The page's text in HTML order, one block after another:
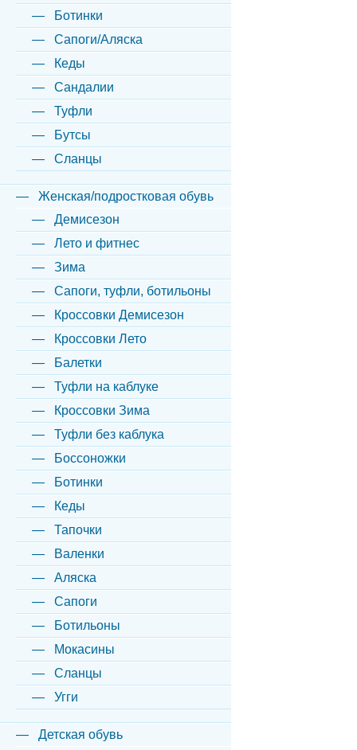
Ботинки
Сапоги/Аляска
Кеды
Сандалии
Туфли
Бутсы
Сланцы
Женская/подростковая обувь
Демисезон
Лето и фитнес
Зима
Сапоги, туфли, ботильоны
Кроссовки Демисезон
Кроссовки Лето
Балетки
Туфли на каблуке
Кроссовки Зима
Туфли без каблука
Боссоножки
Ботинки
Кеды
Тапочки
Валенки
Аляска
Сапоги
Ботильоны
Мокасины
Сланцы
Угги
Детская обувь